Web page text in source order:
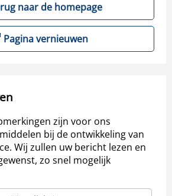
naar de homepage
Pagina vernieuwen
zijn voor ons
bij de ontwikkeling van
Wij zullen uw bericht lezen en
zo snel mogelijk